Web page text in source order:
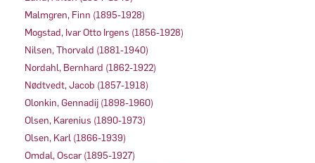
Malmgren, Finn (1895-1928)
Mogstad, Ivar Otto Irgens (1856-1928)
Nilsen, Thorvald (1881-1940)
Nordahl, Bernhard (1862-1922)
Nødtvedt, Jacob (1857-1918)
Olonkin, Gennadij (1898-1960)
Olsen, Karenius (1890-1973)
Olsen, Karl (1866-1939)
Omdal, Oscar (1895-1927)